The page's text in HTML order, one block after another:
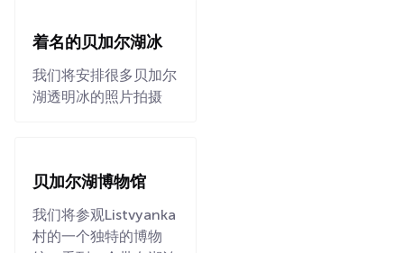
着名的贝加尔湖冰
我们将安排很多贝加尔
湖透明冰的照片拍摄
贝加尔湖博物馆
我们将参观Listvyanka
村的一个独特的博物